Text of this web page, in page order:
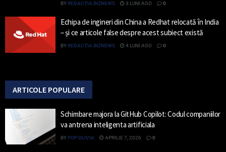
BYREDACȚIA BIZNEWS 3 LUNI AGO 0
Echipa de ingineri din China a Redhat relocată în India
– și ce articole false despre acest subiect există
BYREDACȚIA BIZNEWS 4 LUNI AGO 0
ARTICOLE POPULARE
Schimbare majora la GitHub Copilot: Codul companiilor
va antrena inteligenta artificiala
BYPOP OLIVIA APRILIE 7, 2026 0